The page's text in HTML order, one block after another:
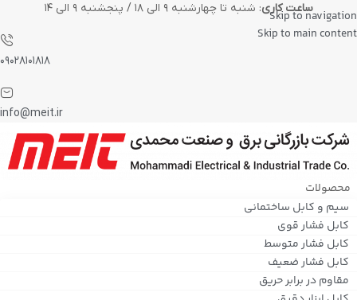
Skip to navigation
Skip to main content
ساعت کاری: شنبه تا چهارشنبه ۹ الی ۱۸ / پنجشنبه ۹ الی ۱۴
۰۹۰۲۸۱۰۱۸۱۸
info@meit.ir
محصولات
سیم و کابل ساختمانی
کابل فشار قوی
کابل فشار متوسط
کابل فشار ضعیف
مقاوم در برابر حریق